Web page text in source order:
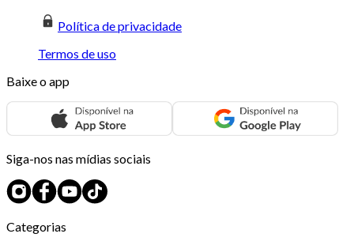
Política de privacidade
Termos de uso
Baixe o app
Siga-nos nas mídias sociais
Categorias